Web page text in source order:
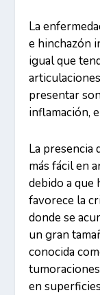
La
e hinchazón
igual que
presentar
inflamación,
La presencia
más fácil en
debido a que
favorece la
donde se
un gran
conocida
en